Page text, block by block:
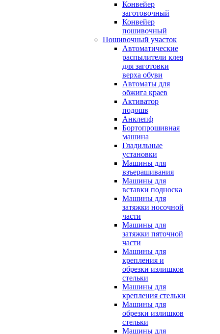
Конвейер
заготовочный
Конвейер
пошивочный
Пошивочный участок
Автоматические
распылители клея
для заготовки
верха обуви
Автоматы для
обжига краев
Активатор
подошв
Анклепф
Бортопрошивная
машина
Гладильные
установки
Машины для
взъерашивания
Машины для
вставки подноска
Машины для
затяжки носочной
части
Машины для
затяжки пяточной
части
Машины для
крепления и
обрезки излишков
стельки
Машины для
крепления стельки
Машины для
обрезки излишков
стельки
Машины для